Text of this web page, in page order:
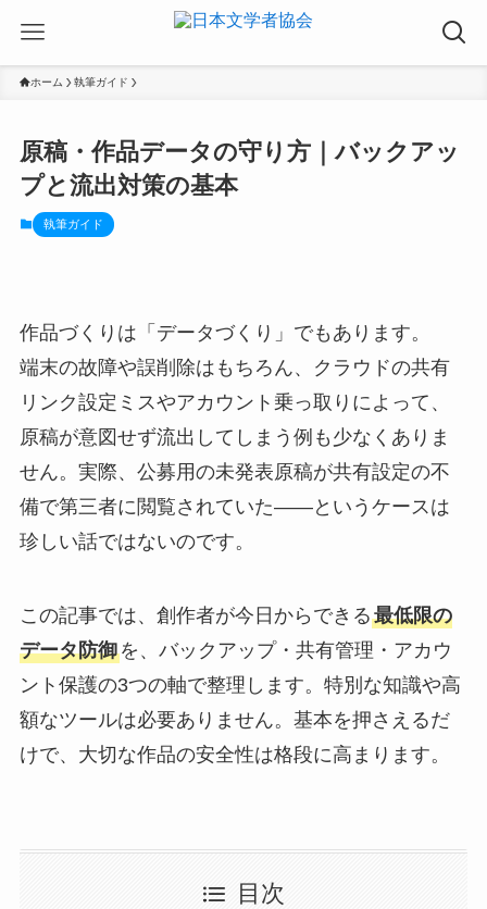
ホーム 執筆ガイド
原稿・作品データの守り方｜バックアッ
プと流出対策の基本
執筆ガイド
作品づくりは「データづくり」でもあります。
端末の故障や誤削除はもちろん、クラウドの共有
リンク設定ミスやアカウント乗っ取りによって、
原稿が意図せず流出してしまう例も少なくありま
せん。実際、公募用の未発表原稿が共有設定の不
備で第三者に閲覧されていた——というケースは
珍しい話ではないのです。
この記事では、創作者が今日からできる最低限の
データ防御を、バックアップ・共有管理・アカウ
ント保護の3つの軸で整理します。特別な知識や高
額なツールは必要ありません。基本を押さえるだ
けで、大切な作品の安全性は格段に高まります。
目次